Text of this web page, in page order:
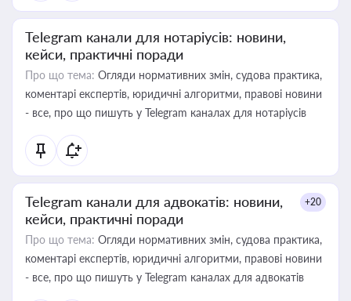
Telegram канали для нотаріусів: новини,
кейси, практичні поради
Про що тема: Огляди нормативних змін, судова практика,
коментарі експертів, юридичні алгоритми, правові новини
- все, про що пишуть у Telegram каналах для нотаріусів
Telegram канали для адвокатів: новини,
кейси, практичні поради
+20
Про що тема: Огляди нормативних змін, судова практика,
коментарі експертів, юридичні алгоритми, правові новини
- все, про що пишуть у Telegram каналах для адвокатів